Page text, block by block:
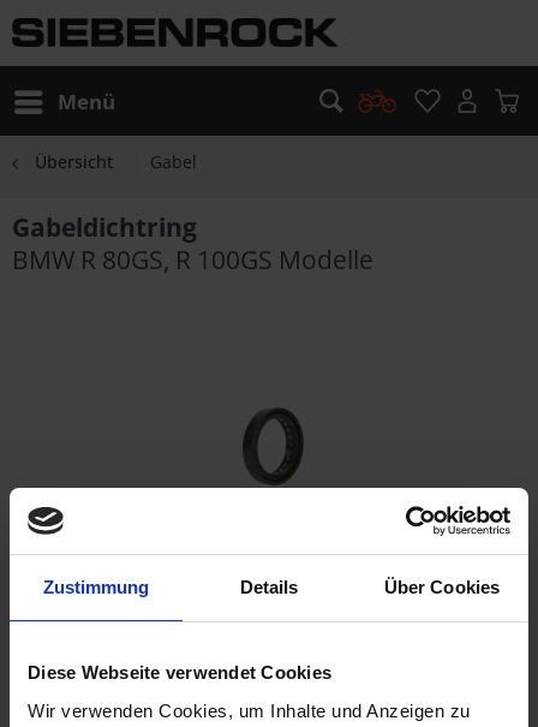
Zustimmung Details Über Cookies
Diese Webseite verwendet Cookies
Wir verwenden Cookies, um Inhalte und Anzeigen zu
Menü
Übersicht Gabel
Gabeldichtring
BMW R 80GS, R 100GS Modelle
12,90 €
Sofort versandfertig, Lieferzeit ca. 2-4 Werktage innerhalb
Deutschlands